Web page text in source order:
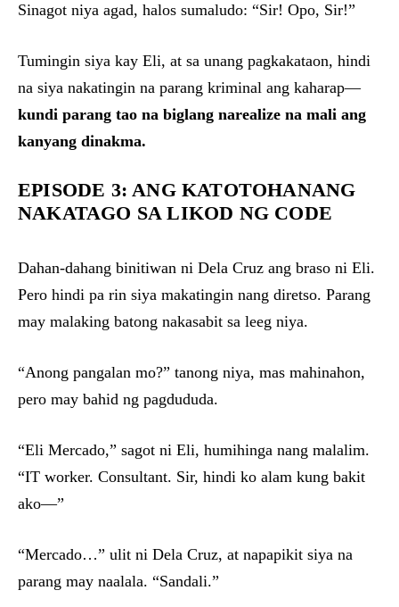
Sinagot niya agad, halos sumaludo: “Sir! Opo, Sir!”
Tumingin siya kay Eli, at sa unang pagkakataon, hindi
na siya nakatingin na parang kriminal ang kaharap—
kundi parang tao na biglang narealize na mali ang
kanyang dinakma.
EPISODE 3: ANG KATOTOHANANG
NAKATAGO SA LIKOD NG CODE
Dahan-dahang binitiwan ni Dela Cruz ang braso ni Eli.
Pero hindi pa rin siya makatingin nang diretso. Parang
may malaking batong nakasabit sa leeg niya.
“Anong pangalan mo?” tanong niya, mas mahinahon,
pero may bahid ng pagdududa.
“Eli Mercado,” sagot ni Eli, humihinga nang malalim.
“IT worker. Consultant. Sir, hindi ko alam kung bakit
ako—”
“Mercado…” ulit ni Dela Cruz, at napapikit siya na
parang may naalala. “Sandali.”